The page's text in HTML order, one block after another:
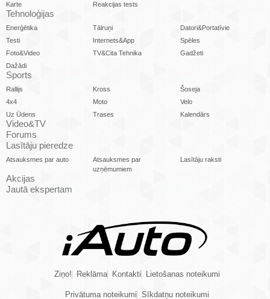
Karte
Reakcijas tests
Tehnoloģijas
Enerģētika Tālruņi
Datori&Portatīvie
Testi
Internets&App
Spēles
Foto&Video
TV&Cita Tehnika
Gadžeti
Dažādi
Sports
Rallijs Kross
Šoseja
4x4
Moto
Velo
Uz Ūdens
Trases Kalendārs
Video&TV
Forums
Lasītāju pieredze
Atsauksmes par auto
Atsauksmes par
uzņēmumiem
Lasītāju raksti
Akcijas
Jautā ekspertam
Ziņo! Reklāma Kontakti Lietošanas noteikumi
Privātuma noteikumi Sīkdatņu noteikumi